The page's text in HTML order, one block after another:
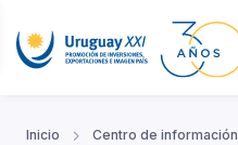
Inicio Centro de información